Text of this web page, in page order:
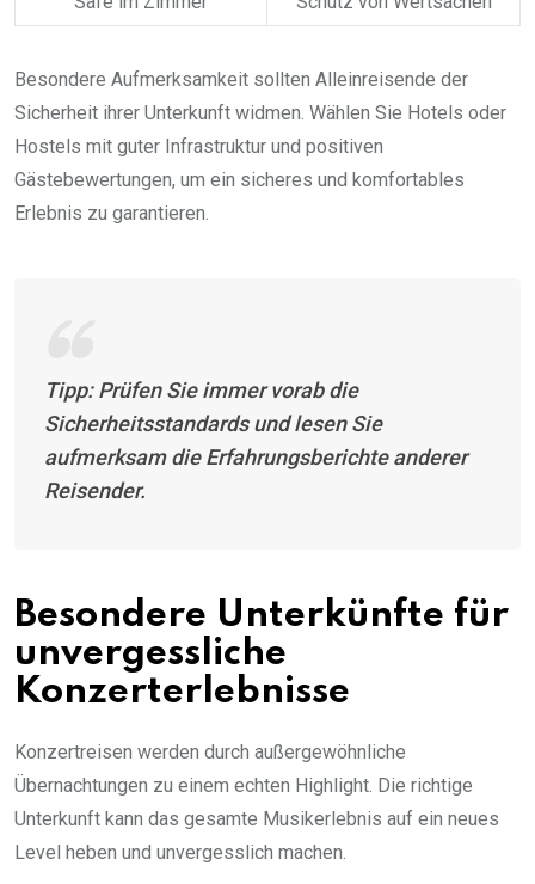
Besondere Aufmerksamkeit sollten Alleinreisende der
Sicherheit ihrer Unterkunft widmen. Wählen Sie Hotels oder
Hostels mit guter Infrastruktur und positiven
Gästebewertungen, um ein sicheres und komfortables
Erlebnis zu garantieren.
Tipp: Prüfen Sie immer vorab die
Sicherheitsstandards und lesen Sie
aufmerksam die Erfahrungsberichte anderer
Reisender.
Besondere Unterkünfte für
unvergessliche
Konzerterlebnisse
Konzertreisen werden durch außergewöhnliche
Übernachtungen zu einem echten Highlight. Die richtige
Unterkunft kann das gesamte Musikerlebnis auf ein neues
Level heben und unvergesslich machen.